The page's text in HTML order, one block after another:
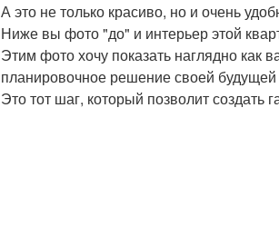
А это не только красиво, но и очень
Ниже вы фото "до" и интерьер этой
Этим фото хочу показать наглядно как
планировочное решение своей
Это тот шаг, который позволит создать